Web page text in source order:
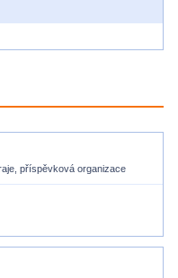
příspěvková organizace